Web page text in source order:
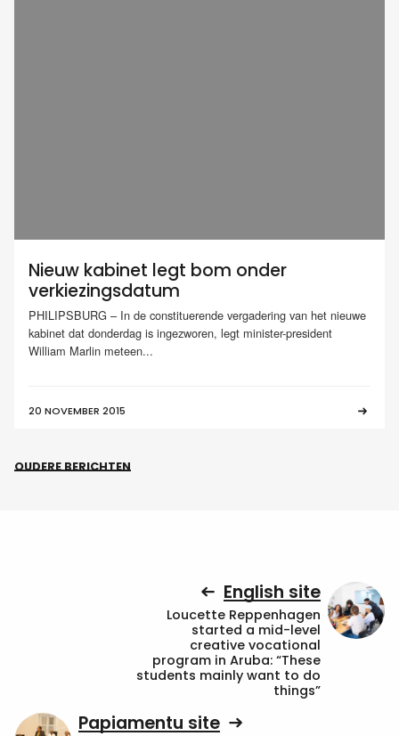
Nieuw kabinet legt bom onder
verkiezingsdatum
PHILIPSBURG – In de constituerende vergadering van het nieuwe
kabinet dat donderdag is ingezworen, legt minister-president
William Marlin meteen...
20 NOVEMBER 2015
OUDERE BERICHTEN
English site
Loucette Reppenhagen
started a mid-level
creative vocational
program in Aruba: “These
students mainly want to do
things”
Papiamentu site